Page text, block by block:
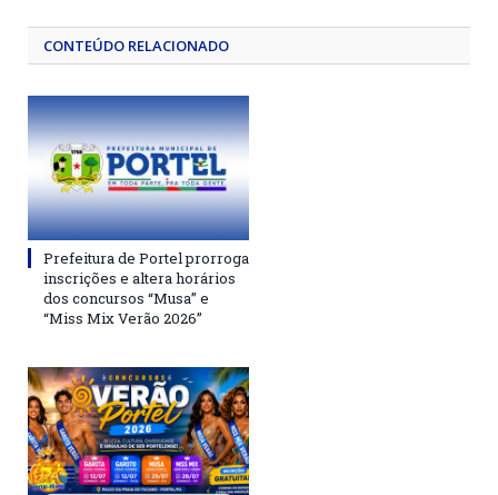
CONTEÚDO RELACIONADO
Prefeitura de Portel prorroga
inscrições e altera horários
dos concursos “Musa” e
“Miss Mix Verão 2026”